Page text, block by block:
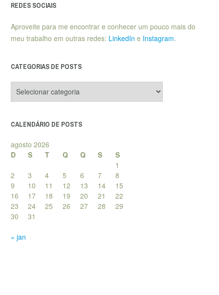
REDES SOCIAIS
Aproveite para me encontrar e conhecer um pouco mais do
meu trabalho em outras redes: LinkedIn e Instagram.
CATEGORIAS DE POSTS
de
CALENDÁRIO DE POSTS
agosto 2026
D
S T Q Q S
S
1
2
3 4 5 6 7
8
9
10 11 12 13 14
15
16
17 18 19 20 21
22
23
24 25 26 27 28
29
30
31
« jan